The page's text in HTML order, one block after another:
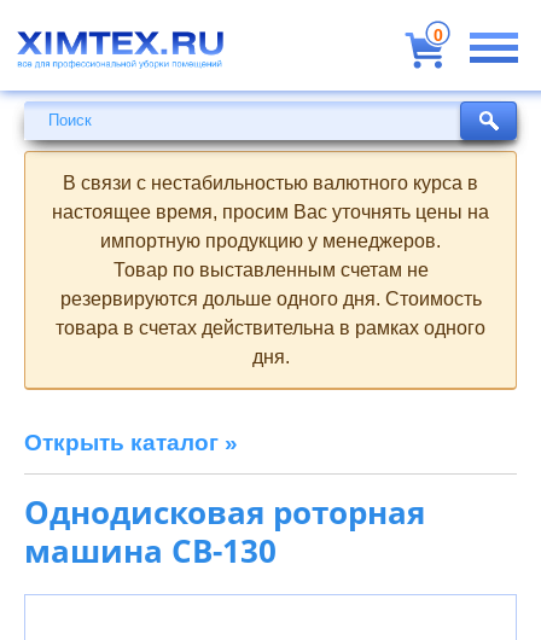
для
профессиональной
уборки
помещений
Поиск
В связи с нестабильностью валютного курса в
настоящее время, просим Вас уточнять цены на
импортную продукцию у менеджеров.
Товар по выставленным счетам не
резервируются дольше одного дня. Стоимость
товара в счетах действительна в рамках одного
дня.
Открыть каталог »
Однодисковая роторная
машина CB-130
Поиск
0